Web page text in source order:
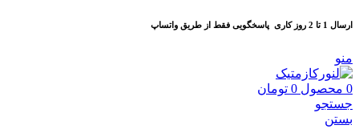
ارسال 1 تا 2 روز کاری پاسخگویی فقط از طریق واتساپ
منو
0 محصول 0 تومان
جستجو
بستن